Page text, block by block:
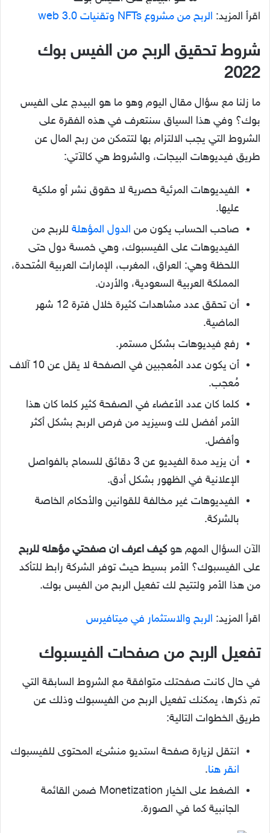
اقرأ المزيد: الربح من مشروع NFTs وتقنيات web 3.0
شروط تحقيق الربح من الفيس بوك
2022
ما زلنا مع سؤال مقال اليوم وهو ما هو البيدج على الفيس
بوك؟ وفي هذا السياق سنتعرف في هذه الفقرة على
الشروط التي يجب الالتزام بها لتتمكن من ربح المال عن
طريق فيديوهات البيجات، والشروط هي كالآتي:
الفيديوهات المرئية حصرية لا حقوق نشر أو ملكية
عليها.
صاحب الحساب يكون من الدول المؤهلة للربح من
الفيديوهات على الفيسبوك، وهي خمسة دول حتى
اللحظة وهي: العراق، المغرب، الإمارات العربية المُتحدة،
المملكة العربية السعودية، والأردن.
أن تحقق عدد مشاهدات كثيرة خلال فترة 12 شهر
الماضية.
رفع فيديوهات بشكل مستمر.
أن يكون عدد المُعجبين في الصفحة لا يقل عن 10 آلاف
مُعجب.
كلما كان عدد الأعضاء في الصفحة كثير كلما كان هذا
الأمر أفضل لك وسيزيد من فرص الربح بشكل أكثر
وأفضل.
أن يزيد مدة الفيديو عن 3 دقائق للسماح بالفواصل
الإعلانية في الظهور بشكل أدق.
الفيديوهات غير مخالفة للقوانين والأحكام الخاصة
بالشركة.
الآن السؤال المهم هو كيف اعرف ان صفحتي مؤهله للربح
على الفيسبوك؟ الأمر بسيط حيث توفر الشركة رابط للتأكد
من هذا الأمر ولتتيح لك تفعيل الربح من الفيس بوك.
اقرأ المزيد: الربح والاستثمار في ميتافيرس
تفعيل الربح من صفحات الفيسبوك
في حال كانت صفحتك متوافقة مع الشروط السابقة التي
تم ذكرها، يمكنك تفعيل الربح من الفيسبوك وذلك عن
طريق الخطوات التالية:
انتقل لزيارة صفحة استديو منشئء المحتوى للفيسبوك
انقر هنا.
الضغط على الخيار Monetization ضمن القائمة
الجانبية كما في الصورة.